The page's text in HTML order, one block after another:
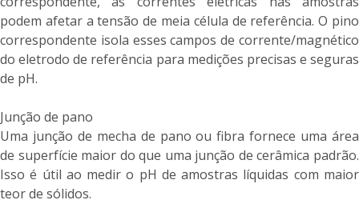
podem afetar a tensão de meia célula de referência. O pino
correspondente isola esses campos de corrente/magnético
do eletrodo de referência para medições precisas e seguras
de pH.
Junção de pano
Uma junção de mecha de pano ou fibra fornece uma área
de superfície maior do que uma junção de cerâmica padrão.
Isso é útil ao medir o pH de amostras líquidas com maior
teor de sólidos.